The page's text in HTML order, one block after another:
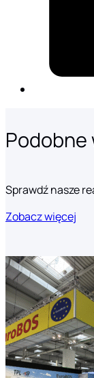
Podobne
Sprawdź nasze
Zobacz więcej